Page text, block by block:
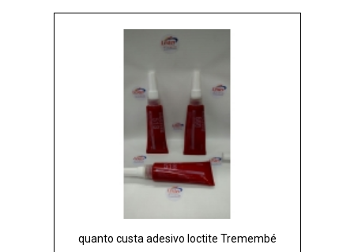
quanto custa adesivo loctite Tremembé